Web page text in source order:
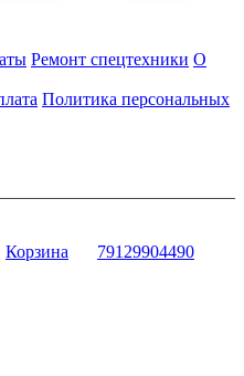
Ремонт спецтехники О
Политика персональных
Корзина 79129904490